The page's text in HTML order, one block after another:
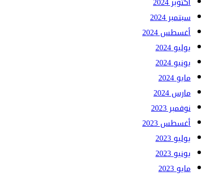
سبتمبر 2024
أغسطس 2024
يوليو 2024
يونيو 2024
مايو 2024
مارس 2024
نوفمبر 2023
أغسطس 2023
يوليو 2023
يونيو 2023
مايو 2023